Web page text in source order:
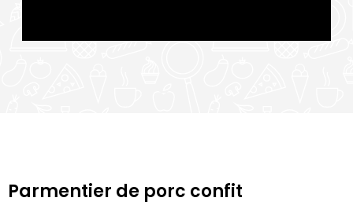
Parmentier de porc confit